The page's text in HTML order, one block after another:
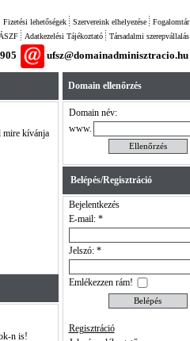
Fogalomtár
Szervereink elhelyezése
Fizetési lehetőségek
Társadalmi szerepvállalás
Adatkezelési Tájékoztató
ÁSZF
ufsz@domainadminisztracio.hu
mire kívánja
n is!
Domain ellenőrzés
Domain név:
www.
Belépés/Regisztráció
Bejelentkezés
E-mail: *
Jelszó: *
Emlékezzen rám!
Regisztráció